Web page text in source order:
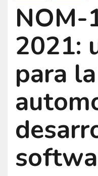
NOM-
2021:
para